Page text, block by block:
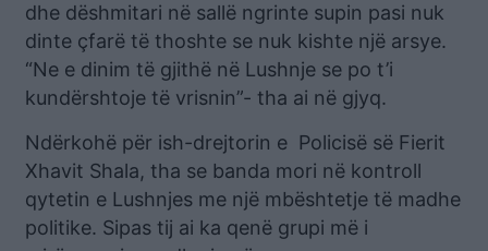
dhe dëshmitari në sallë ngrinte supin pasi nuk
dinte çfarë të thoshte se nuk kishte një arsye.
“Ne e dinim të gjithë në Lushnje se po t’i
kundërshtoje të vrisnin”- tha ai në gjyq.
Ndërkohë për ish-drejtorin e Policisë së Fierit
Xhavit Shala, tha se banda mori në kontroll
qytetin e Lushnjes me një mbështetje të madhe
politike. Sipas tij ai ka qenë grupi më i